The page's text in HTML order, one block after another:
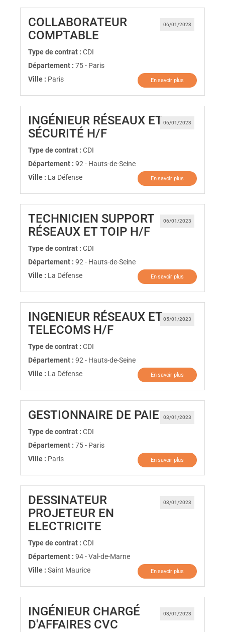
06/01/2023
COLLABORATEUR
COMPTABLE
Type de contrat : CDI
Département : 75 - Paris
Ville : Paris En savoir plus
06/01/2023
INGÉNIEUR RÉSEAUX ET
SÉCURITÉ H/F(Nouvelle fenêtre)
Type de contrat : CDI
Département : 92 - Hauts-de-Seine
Ville : La Défense En savoir plus
06/01/2023
TECHNICIEN SUPPORT
RÉSEAUX ET TOIP H/F(Nouvelle
Type de contrat : CDI
Département : 92 - Hauts-de-Seine
Ville : La Défense En savoir plus
05/01/2023
INGENIEUR RÉSEAUX ET
TELECOMS H/F(Nouvelle fenêtre)
Type de contrat : CDI
Département : 92 - Hauts-de-Seine
Ville : La Défense En savoir plus
03/01/2023
GESTIONNAIRE DE PAIE (Nouvelle
Type de contrat : CDI
Département : 75 - Paris
Ville : Paris En savoir plus
03/01/2023
DESSINATEUR
PROJETEUR EN
ELECTRICITE
Type de contrat : CDI
Département : 94 - Val-de-Marne
Ville : Saint Maurice En savoir plus
03/01/2023
INGÉNIEUR CHARGÉ
D'AFFAIRES CVC